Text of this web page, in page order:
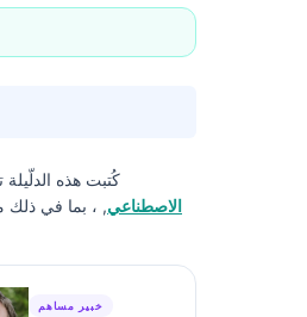
كُتبت هذه
الاصطناعي, ، بما في ذلك
خبير مساهم